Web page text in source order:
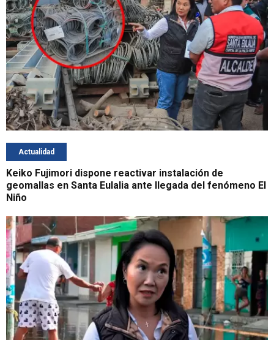
Actualidad
Keiko Fujimori dispone reactivar instalación de
geomallas en Santa Eulalia ante llegada del fenómeno El
Niño